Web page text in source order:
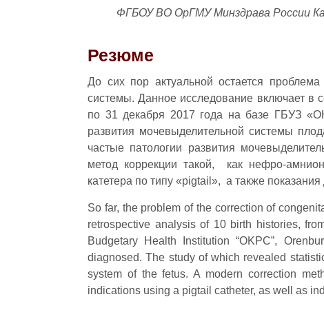
ФГБОУ ВО ОрГМУ Минздрава России
Резюме
До сих пор актуальной остается
системы. Данное исследование включает в
по 31 декабря 2017 года на базе ГБУЗ
развития мочевыделительной системы
частые патологии развития
метод коррекции такой, как нефро-
катетера по типу «pigtail», а также
So far, the problem of the correction of
retrospective analysis of 10 birth histories,
Budgetary Health Institution “OKPC”,
diagnosed. The study of which revealed
system of the fetus. A modern correction
indications using a pigtail catheter, as well as